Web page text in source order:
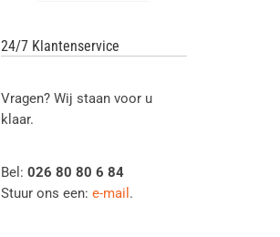
24/7 Klantenservice
Vragen? Wij staan voor u
klaar.
Bel: 026 80 80 6 84
Stuur ons een: e-mail .